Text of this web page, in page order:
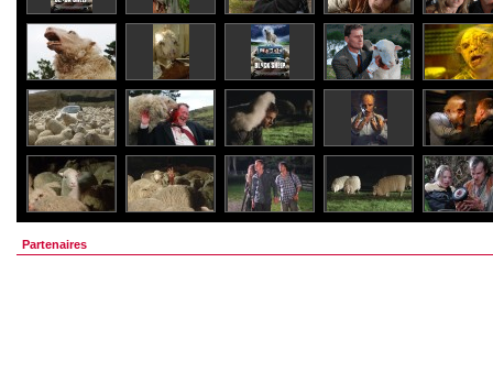
Partenaires